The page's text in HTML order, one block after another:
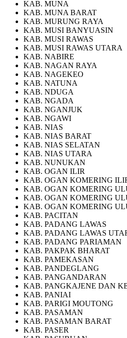
KAB. MUNA
KAB. MUNA BARAT
KAB. MURUNG RAYA
KAB. MUSI BANYUASIN
KAB. MUSI RAWAS
KAB. MUSI RAWAS UTARA
KAB. NABIRE
KAB. NAGAN RAYA
KAB. NAGEKEO
KAB. NATUNA
KAB. NDUGA
KAB. NGADA
KAB. NGANJUK
KAB. NGAWI
KAB. NIAS
KAB. NIAS BARAT
KAB. NIAS SELATAN
KAB. NIAS UTARA
KAB. NUNUKAN
KAB. OGAN ILIR
KAB. OGAN KOMERING
KAB. OGAN KOMERING
KAB. OGAN KOMERING
KAB. OGAN KOMERING
KAB. PACITAN
KAB. PADANG LAWAS
KAB. PADANG LAWAS
KAB. PADANG PARIAMAN
KAB. PAKPAK BHARAT
KAB. PAMEKASAN
KAB. PANDEGLANG
KAB. PANGANDARAN
KAB. PANGKAJENE DAN
KAB. PANIAI
KAB. PARIGI MOUTONG
KAB. PASAMAN
KAB. PASAMAN BARAT
KAB. PASER